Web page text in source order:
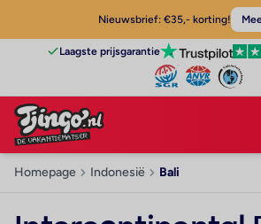
Nieuwsbrief: €35,- korting!
Laagste prijsgarantie
Homepage Indonesië Bali